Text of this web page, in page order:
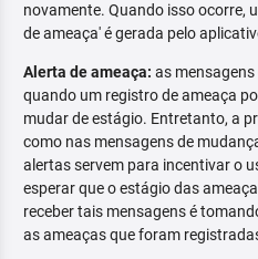
novamente. Quando isso ocorre,
de ameaça' é gerada pelo
Alerta de ameaça: as
quando um registro de ameaça
mudar de estágio. Entretanto, a
como nas mensagens de
alertas servem para incentivar o
esperar que o estágio das
receber tais mensagens é
as ameaças que foram